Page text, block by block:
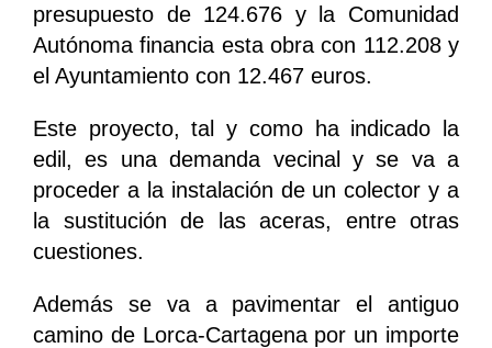
presupuesto de 124.676 y la Comunidad
Autónoma financia esta obra con 112.208 y
el Ayuntamiento con 12.467 euros.
Este proyecto, tal y como ha indicado la
edil, es una demanda vecinal y se va a
proceder a la instalación de un colector y a
la sustitución de las aceras, entre otras
cuestiones.
Además se va a pavimentar el antiguo
camino de Lorca-Cartagena por un importe